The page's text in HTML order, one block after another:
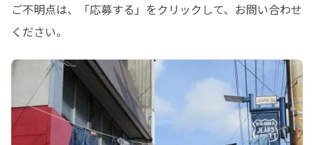
ご不明点は、「応募する」をクリックして、お問い合わせ
ください。